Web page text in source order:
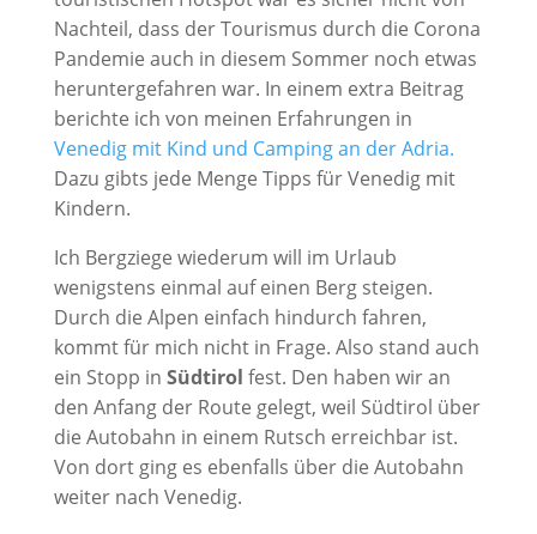
Nachteil, dass der Tourismus durch die Corona
Pandemie auch in diesem Sommer noch etwas
heruntergefahren war. In einem extra Beitrag
berichte ich von meinen Erfahrungen in
Venedig mit Kind und Camping an der Adria.
Dazu gibts jede Menge Tipps für Venedig mit
Kindern.
Ich Bergziege wiederum will im Urlaub
wenigstens einmal auf einen Berg steigen.
Durch die Alpen einfach hindurch fahren,
kommt für mich nicht in Frage. Also stand auch
ein Stopp in Südtirol fest. Den haben wir an
den Anfang der Route gelegt, weil Südtirol über
die Autobahn in einem Rutsch erreichbar ist.
Von dort ging es ebenfalls über die Autobahn
weiter nach Venedig.